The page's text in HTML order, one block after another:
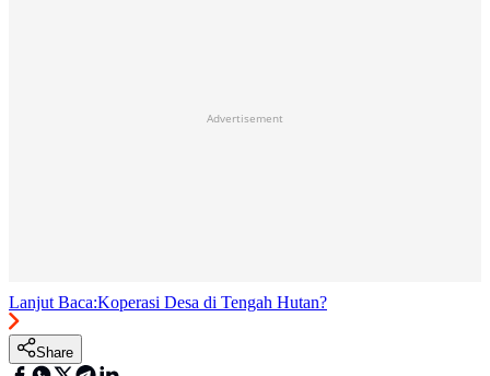
Advertisement
Lanjut Baca:Koperasi Desa di Tengah Hutan?
Share